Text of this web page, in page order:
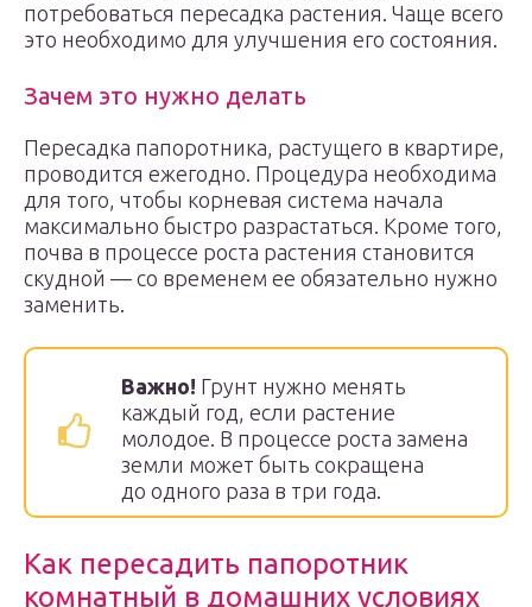
потребоваться пересадка растения. Чаще всего
это необходимо для улучшения его состояния.
Зачем это нужно делать
Пересадка папоротника, растущего в квартире,
проводится ежегодно. Процедура необходима
для того, чтобы корневая система начала
максимально быстро разрастаться. Кроме того,
почва в процессе роста растения становится
скудной — со временем ее обязательно нужно
заменить.
Важно! Грунт нужно менять
каждый год, если растение
молодое. В процессе роста замена
земли может быть сокращена
до одного раза в три года.
Как пересадить папоротник
комнатный в домашних условиях